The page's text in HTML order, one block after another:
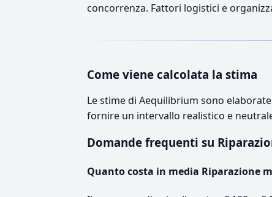
concorrenza. Fattori logistici e
Come viene calcolata la stima
Le stime di Aequilibrium sono
fornire un intervallo realistico e
Domande frequenti su
Quanto costa in media Riparazione